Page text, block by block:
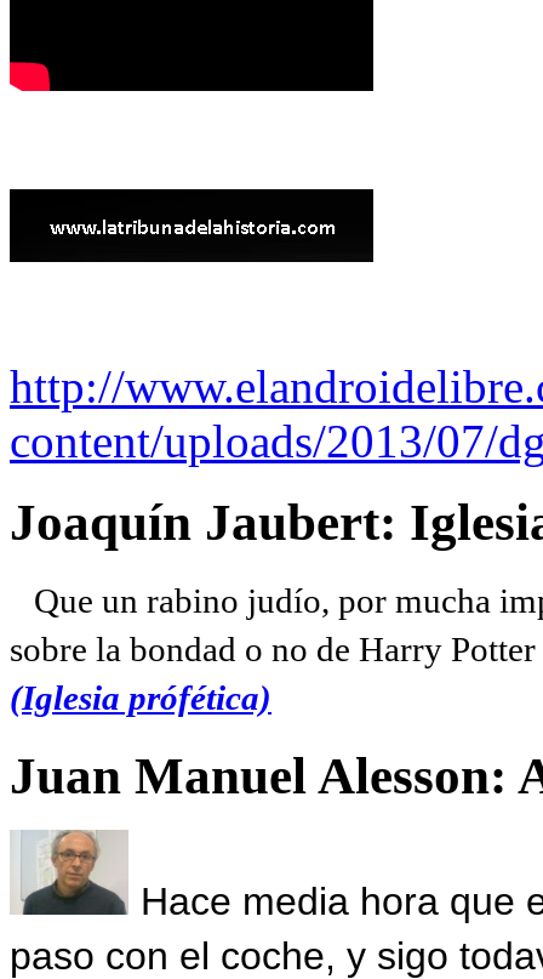
http://
content/uploads/2013/07/
Joaquín Jaubert:
Que un rabino judío, por mucha
sobre la bondad o no de Harry
(Iglesia prófética)
Juan Manuel Alesson:
Hace media hora que
paso con el coche, y sigo